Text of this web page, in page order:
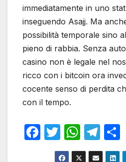
immediatamente in uno
inseguendo Asajj. Ma
possibilità temporale sino
pieno di rabbia. Senza
casino non è legale nel
ricco con i bitcoin ora
cocente senso di perdita
con il tempo.
F
T
w
W
h
T
el